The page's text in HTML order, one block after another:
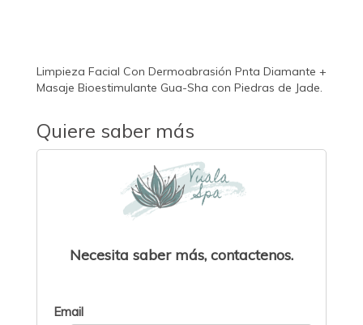
Limpieza Facial Con Dermoabrasión Pnta Diamante +
Masaje Bioestimulante Gua-Sha con Piedras de Jade.
Quiere saber más
Necesita saber más, contactenos.
Email